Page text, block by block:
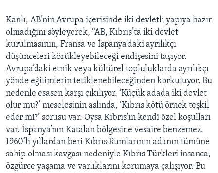
Kanlı, AB’nin Avrupa içerisinde iki devletli yapıya hazır
olmadığını söyleyerek, “AB, Kıbrıs’ta iki devlet
kurulmasının, Fransa ve İspanya’daki ayrılıkçı
düşünceleri körükleyebileceği endişesini taşıyor.
Avrupa’daki etnik veya kültürel topluluklarda ayrılıkçı
yönde eğilimlerin tetiklenebileceğinden korkuluyor. Bu
nedenle esasen karşı çıkılıyor. ‘Küçük adada iki devlet
olur mu?’ meselesinin aslında, ‘Kıbrıs kötü örnek teşkil
eder mi?’ sorusu var. Oysa Kıbrıs’ın kendi özel koşulları
var. İspanya’nın Katalan bölgesine vesaire benzemez.
1960’lı yıllardan beri Kıbrıs Rumlarının adanın tümüne
sahip olması kavgası nedeniyle Kıbrıs Türkleri insanca,
özgürce yaşama ve varlıklarını korumaya çalışıyor. Bu